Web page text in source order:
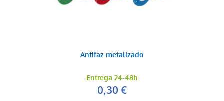
Antifaz metalizado
Entrega 24-48h
0,30 €